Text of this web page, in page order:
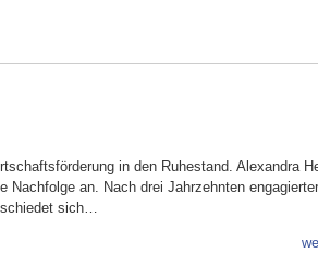
in den Ruhestand. Alexandra
an. Nach drei Jahrzehnten engagierter
sich…